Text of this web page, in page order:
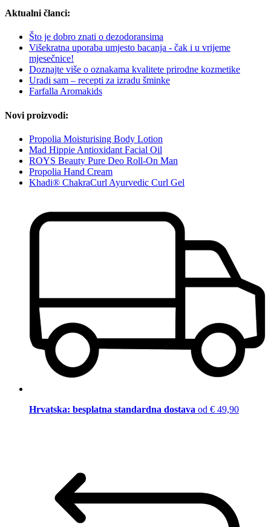
Aktualni članci:
Što je dobro znati o dezodoransima
Višekratna uporaba umjesto bacanja - čak i u vrijeme
mjesečnice!
Doznajte više o oznakama kvalitete prirodne kozmetike
Uradi sam – recepti za izradu šminke
Farfalla Aromakids
Novi proizvodi:
Propolia Moisturising Body Lotion
Mad Hippie Antioxidant Facial Oil
ROYS Beauty Pure Deo Roll-On Man
Propolia Hand Cream
Khadi® ChakraCurl Ayurvedic Curl Gel
Hrvatska: besplatna standardna dostava od € 49,90